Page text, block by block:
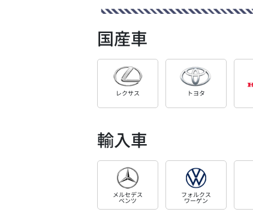
国産車
レクサス トヨタ
輸入車
メルセデス
ベンツ
フォルクス
ワーゲン